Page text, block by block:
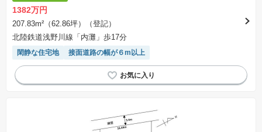
1382万円
207.83m²（62.86坪）（登記）
北陸鉄道浅野川線「内灘」歩17分
閑静な住宅地 接面道路の幅が６m以上